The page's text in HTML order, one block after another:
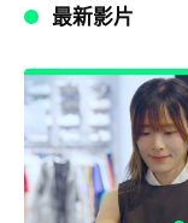
最新影片